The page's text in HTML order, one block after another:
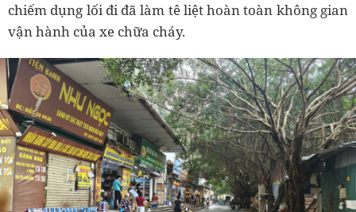
chiếm dụng lối đi đã làm tê liệt hoàn toàn không gian
vận hành của xe chữa cháy.